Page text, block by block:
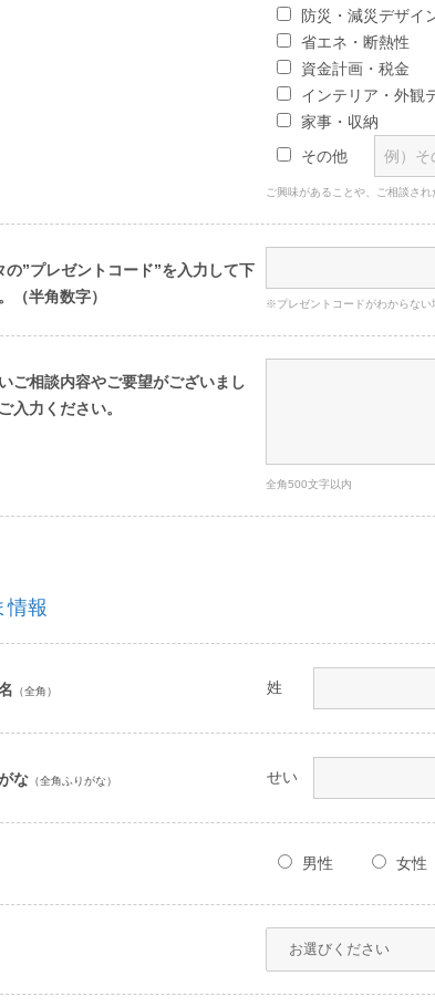
防災・減災デザイ
省エネ・断熱性
資金計画・税金
インテリア・外観
家事・収納
その他
ご興味があることや、ご相談さ
の”プレゼントコード”を入力して下
（半角数字）
※プレゼントコードがわからない
ご相談内容やご要望がございまし
入力ください。
全角500文字以内
情報
（全角） 姓
な （全角ふりがな） せい
男性 女性